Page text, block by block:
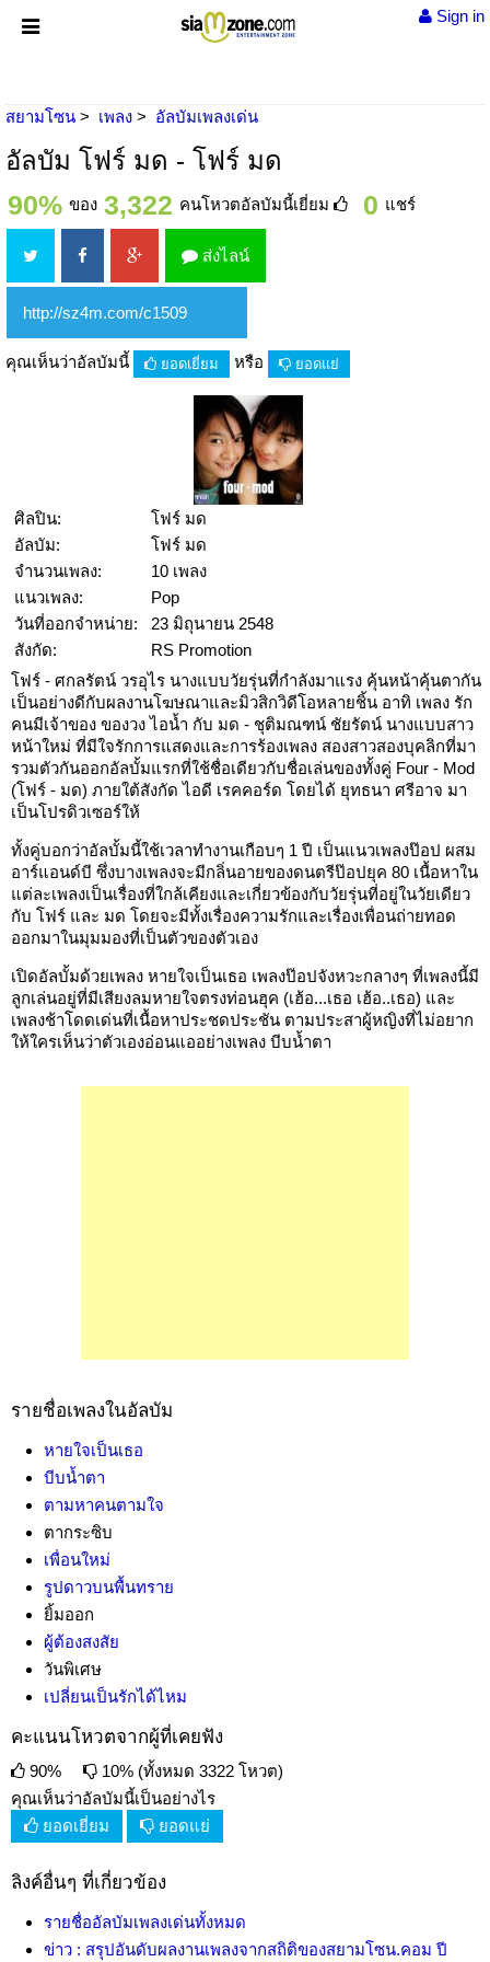
Sign in
สยามโซน เพลง อัลบัมเพลงเด่น
อัลบัม โฟร์ มด - โฟร์ มด
90% ของ 3,322 คนโหวตอัลบัมนี้เยี่ยม 0 แชร์
ส่งไลน์
คุณเห็นว่าอัลบัมนี้ ยอดเยี่ยม หรือ ยอดแย่
ศิลปิน:
โฟร์ มด
อัลบัม:
โฟร์ มด
จำนวนเพลง:
10 เพลง
แนวเพลง:
Pop
วันที่ออกจำหน่าย:
23 มิถุนายน 2548
สังกัด:
RS Promotion
โฟร์ - ศกลรัตน์ วรอุไร นางแบบวัยรุ่นที่กำลังมาแรง คุ้นหน้าคุ้นตากัน
เป็นอย่างดีกับผลงานโฆษณาและมิวสิกวิดีโอหลายชิ้น อาทิ เพลง รัก
คนมีเจ้าของ ของวง ไอน้ำ กับ มด - ชุติมณฑน์ ชัยรัตน์ นางแบบสาว
หน้าใหม่ ที่มีใจรักการแสดงและการร้องเพลง สองสาวสองบุคลิกที่มา
รวมตัวกันออกอัลบั้มแรกที่ใช้ชื่อเดียวกับชื่อเล่นของทั้งคู่ Four - Mod
(โฟร์ - มด) ภายใต้สังกัด ไอดี เรคคอร์ด โดยได้ ยุทธนา ศรีอาจ มา
เป็นโปรดิวเซอร์ให้
ทั้งคู่บอกว่าอัลบั้มนี้ใช้เวลาทำงานเกือบๆ 1 ปี เป็นแนวเพลงป๊อป ผสม
อาร์แอนด์บี ซึ่งบางเพลงจะมีกลิ่นอายของดนตรีป๊อปยุค 80 เนื้อหาใน
แต่ละเพลงเป็นเรื่องที่ใกล้เคียงและเกี่ยวข้องกับวัยรุ่นที่อยู่ในวัยเดียว
กับ โฟร์ และ มด โดยจะมีทั้งเรื่องความรักและเรื่องเพื่อนถ่ายทอด
ออกมาในมุมมองที่เป็นตัวของตัวเอง
เปิดอัลบั้มด้วยเพลง หายใจเป็นเธอ เพลงป๊อปจังหวะกลางๆ ที่เพลงนี้มี
ลูกเล่นอยู่ที่มีเสียงลมหายใจตรงท่อนฮุค (เฮ้อ...เธอ เฮ้อ..เธอ) และ
เพลงช้าโดดเด่นที่เนื้อหาประชดประชัน ตามประสาผู้หญิงที่ไม่อยาก
ให้ใครเห็นว่าตัวเองอ่อนแออย่างเพลง บีบน้ำตา
รายชื่อเพลงในอัลบัม
หายใจเป็นเธอ
บีบน้ำตา
ตามหาคนตามใจ
ตากระซิบ
เพื่อนใหม่
รูปดาวบนพื้นทราย
ยิ้มออก
ผู้ต้องสงสัย
วันพิเศษ
เปลี่ยนเป็นรักได้ไหม
คะแนนโหวตจากผู้ที่เคยฟัง
90%
10% (ทั้งหมด 3322 โหวต)
คุณเห็นว่าอัลบัมนี้เป็นอย่างไร
ยอดเยี่ยม
ยอดแย่
ลิงค์อื่นๆ ที่เกี่ยวข้อง
รายชื่ออัลบัมเพลงเด่นทั้งหมด
ข่าว : สรุปอันดับผลงานเพลงจากสถิติของสยามโซน.คอม ปี